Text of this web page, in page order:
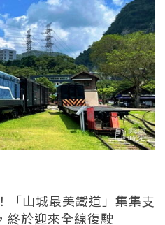
「山城最美鐵道」集集支
終於迎來全線復駛